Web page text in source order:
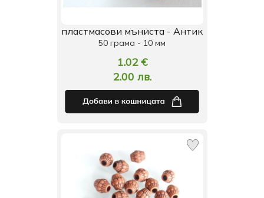
пластмасови мъниста - Антик
50 грама - 10 мм
1.02 €
2.00 лв.